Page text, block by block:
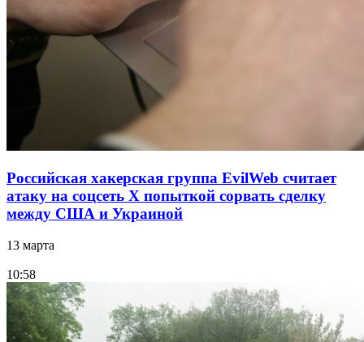
Российская хакерская группа EvilWeb считает
атаку на соцсеть Х попыткой сорвать сделку
между США и Украиной
13 марта
10:58